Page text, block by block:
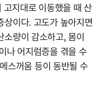
지대로 이동했을 때 산
이다. 고도가 높아지면
소량이 감소하고, 몸이
나 어지럼증을 겪을 수
스꺼움 등이 동반될 수